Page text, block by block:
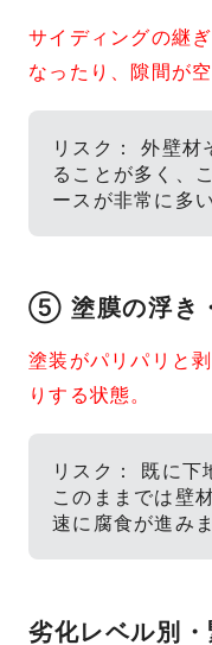
サイディングの継
なったり、隙間が
リスク： 外壁材
ることが多く、
ースが非常に多
⑤ 塗膜の浮き
塗装がパリパリと
りする状態。
リスク： 既に下
このままでは壁
速に腐食が進みま
劣化レベル別